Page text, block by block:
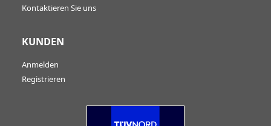
Kontaktieren Sie uns
KUNDEN
Anmelden
Registrieren